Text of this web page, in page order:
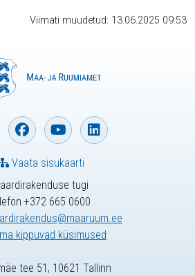
Viimati muudetud: 13.06.2025 09:53
tugi
+372 665 0600
kippuvad küsimused
Vaata sisukaarti
tee 51, 10621 Tallinn